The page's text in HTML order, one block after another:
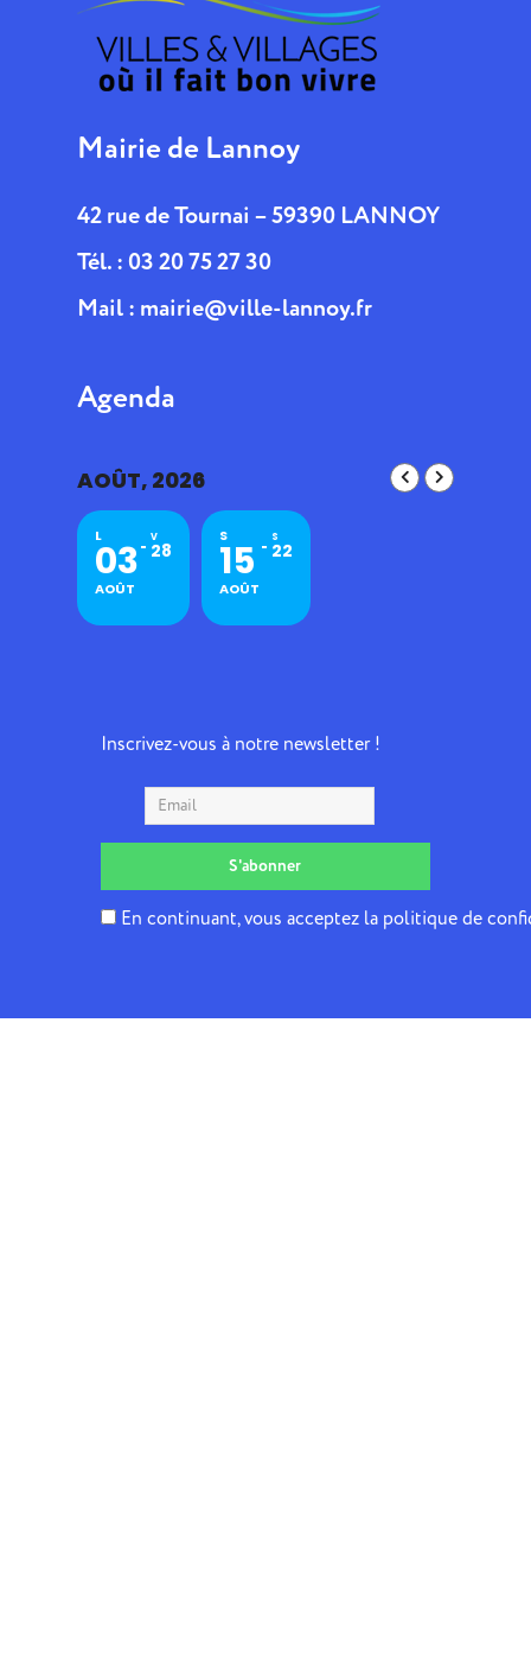
Mairie de Lannoy
42 rue de Tournai – 59390 LANNOY
Tél. : 03 20 75 27 30
Mail : mairie@ville-lannoy.fr
Agenda
AOÛT, 2026
L
03
AOÛT
V
28
S
15
AOÛT
S
22
Inscrivez-vous à notre newsletter !
En continuant, vous acceptez la politique de